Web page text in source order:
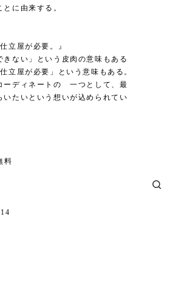
に由来する。
立屋が必要。』
きない」という皮肉の意味もある
立屋が必要」という意味もある。
ーディネートの 一つとして、最
たいという想いが込められてい
料